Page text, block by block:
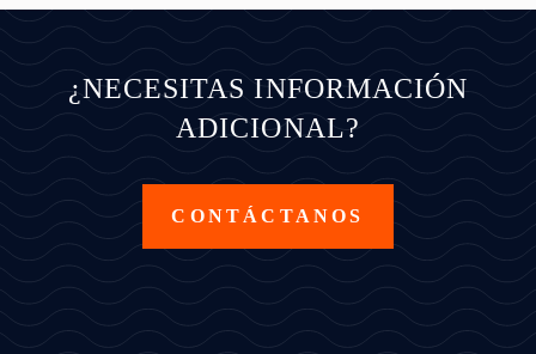
¿NECESITAS INFORMACIÓN
ADICIONAL?
CONTÁCTANOS